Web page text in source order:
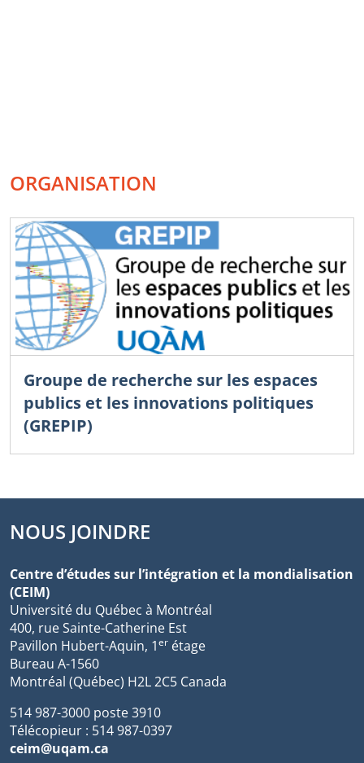
ORGANISATION
Groupe de recherche sur les espaces
publics et les innovations politiques
(GREPIP)
NOUS JOINDRE
Centre d’études sur l’intégration et la mondialisation
(CEIM)
Université du Québec à Montréal
400, rue Sainte-Catherine Est
Pavillon Hubert-Aquin, 1er étage
Bureau A-1560
Montréal (Québec) H2L 2C5 Canada
514 987-3000 poste 3910
Télécopieur : 514 987-0397
ceim@uqam.ca